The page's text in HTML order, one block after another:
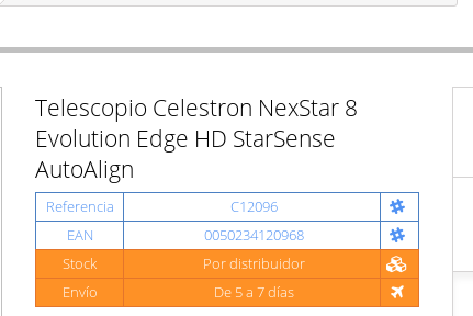
Telescopio Celestron NexStar 8
Evolution Edge HD StarSense
AutoAlign
Referencia
C12096
EAN
0050234120968
Stock
Por distribuidor
Envío
De 5 a 7 días